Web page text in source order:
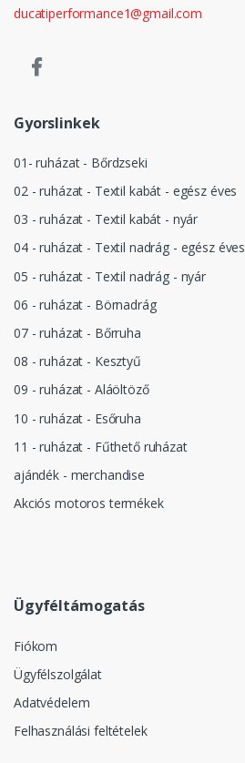
ducatiperformance1@gmail.com
Gyorslinkek
01- ruházat - Bőrdzseki
02 - ruházat - Textil kabát - egész éves
03 - ruházat - Textil kabát - nyár
04 - ruházat - Textil nadrág - egész éves
05 - ruházat - Textil nadrág - nyár
06 - ruházat - Börnadrág
07 - ruházat - Bőrruha
08 - ruházat - Kesztyű
09 - ruházat - Aláöltöző
10 - ruházat - Esőruha
11 - ruházat - Fűthető ruházat
ajándék - merchandise
Akciós motoros termékek
Ügyféltámogatás
Fiókom
Ügyfélszolgálat
Adatvédelem
Felhasználási feltételek